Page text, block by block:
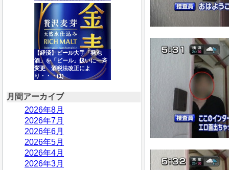
【経済】ビール大手「発泡
酒」を「ビール」扱いに一斉
変更 酒税法改正によ
り・・・(1)
月間アーカイブ
2026年8月
2026年7月
2026年6月
2026年5月
2026年4月
2026年3月